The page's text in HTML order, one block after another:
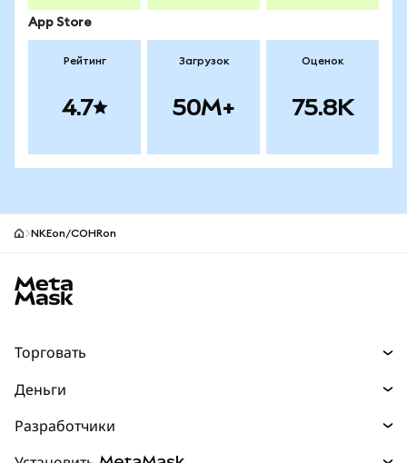
App Store
Рейтинг
4.7
Загрузок
50M+
Оценок
75.8K
NKEon/COHRon
Торговать
Прогнозы
Деньги
Разработчики